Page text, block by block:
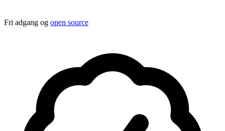
Fri adgang og open source